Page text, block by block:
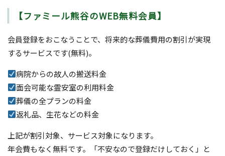
【ファミール熊谷のWEB無料会員】
会員登録をおこなうことで、将来的な葬儀費用の割引が実現
するサービスです(無料)。
病院からの故人の搬送料金
面会可能な霊安室の利用料金
葬儀の全プランの料金
返礼品、生花などの料金
上記が割引対象、サービス対象になります。
年会費もなく無料です。「不安なので登録だけしておく」と